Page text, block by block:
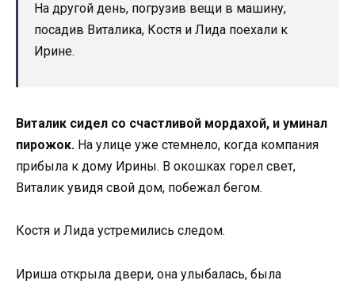
На другой день, погрузив вещи в машину,
посадив Виталика, Костя и Лида поехали к
Ирине.
Виталик сидел со счастливой мордахой, и уминал
пирожок. На улице уже стемнело, когда компания
прибыла к дому Ирины. В окошках горел свет,
Виталик увидя свой дом, побежал бегом.
Костя и Лида устремились следом.
Ириша открыла двери, она улыбалась, была